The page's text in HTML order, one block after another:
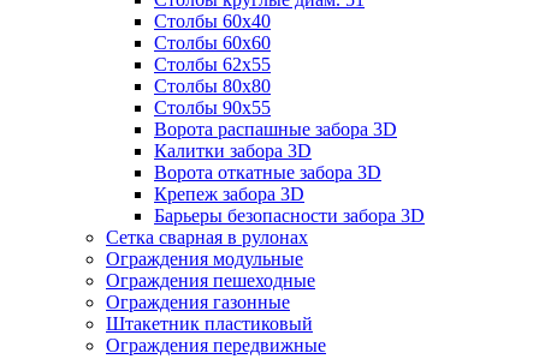
Столбы 60х40
Столбы 60х60
Столбы 62х55
Столбы 80х80
Столбы 90х55
Ворота распашные забора 3D
Калитки забора 3D
Ворота откатные забора 3D
Крепеж забора 3D
Барьеры безопасности забора 3D
Сетка сварная в рулонах
Ограждения модульные
Ограждения пешеходные
Ограждения газонные
Штакетник пластиковый
Ограждения передвижные